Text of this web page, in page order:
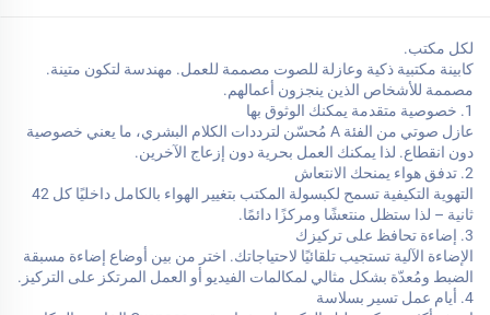
لكل مكتب.
كابينة مكتبية ذكية وعازلة للصوت مصممة للعمل. مهندسة لتكون متينة.
مصممة للأشخاص الذين ينجزون أعمالهم.
1. خصوصية متقدمة يمكنك الوثوق بها
عازل صوتي من الفئة A مُحسّن لترددات الكلام البشري، ما يعني خصوصية
دون انقطاع. لذا يمكنك العمل بحرية دون إزعاج الآخرين.
2. تدفق هواء يمنحك الانتعاش
التهوية التكيفية تسمح لكبسولة المكتب بتغيير الهواء بالكامل داخليًا كل 42
ثانية – لذا ستظل منتعشًا ومركزًا دائمًا.
3. إضاءة تحافظ على تركيزك
الإضاءة الآلية تستجيب تلقائيًا لاحتياجاتك. اختر من بين أوضاع إضاءة مسبقة
الضبط ومُعدّة بشكل مثالي لمكالمات الفيديو أو العمل المرتكز على التركيز.
4. أيام عمل تسير بسلاسة